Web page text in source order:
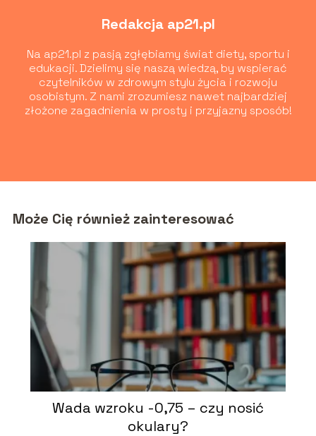
Redakcja ap21.pl
Na ap21.pl z pasją zgłębiamy świat diety, sportu i
edukacji. Dzielimy się naszą wiedzą, by wspierać
czytelników w zdrowym stylu życia i rozwoju
osobistym. Z nami zrozumiesz nawet najbardziej
złożone zagadnienia w prosty i przyjazny sposób!
Może Cię również zainteresować
Wada wzroku -0,75 – czy nosić
okulary?